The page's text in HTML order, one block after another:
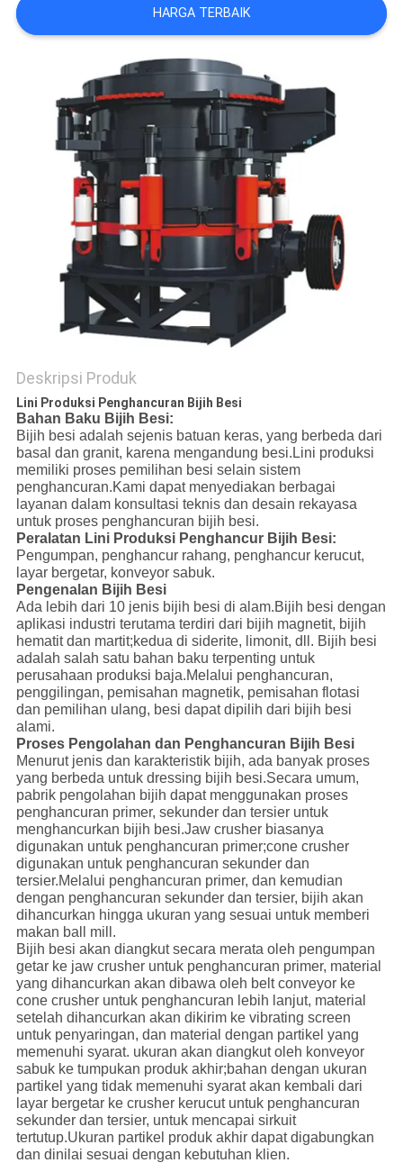
KEBIJAKAN
HARGA TERBAIK
Deskripsi Produk
Lini Produksi Penghancuran Bijih Besi
Bahan Baku Bijih Besi:
Bijih besi adalah sejenis batuan keras, yang berbeda dari
basal dan granit, karena mengandung besi.Lini produksi
memiliki proses pemilihan besi selain sistem
penghancuran.Kami dapat menyediakan berbagai
layanan dalam konsultasi teknis dan desain rekayasa
untuk proses penghancuran bijih besi.
Peralatan Lini Produksi Penghancur Bijih Besi:
Pengumpan, penghancur rahang, penghancur kerucut,
layar bergetar, konveyor sabuk.
Pengenalan Bijih Besi
Ada lebih dari 10 jenis bijih besi di alam.Bijih besi dengan
aplikasi industri terutama terdiri dari bijih magnetit, bijih
hematit dan martit;kedua di siderite, limonit, dll. Bijih besi
adalah salah satu bahan baku terpenting untuk
perusahaan produksi baja.Melalui penghancuran,
penggilingan, pemisahan magnetik, pemisahan flotasi
dan pemilihan ulang, besi dapat dipilih dari bijih besi
alami.
Proses Pengolahan dan Penghancuran Bijih Besi
Menurut jenis dan karakteristik bijih, ada banyak proses
yang berbeda untuk dressing bijih besi.Secara umum,
pabrik pengolahan bijih dapat menggunakan proses
penghancuran primer, sekunder dan tersier untuk
menghancurkan bijih besi.Jaw crusher biasanya
digunakan untuk penghancuran primer;cone crusher
digunakan untuk penghancuran sekunder dan
tersier.Melalui penghancuran primer, dan kemudian
dengan penghancuran sekunder dan tersier, bijih akan
dihancurkan hingga ukuran yang sesuai untuk memberi
makan ball mill.
Bijih besi akan diangkut secara merata oleh pengumpan
getar ke jaw crusher untuk penghancuran primer, material
yang dihancurkan akan dibawa oleh belt conveyor ke
cone crusher untuk penghancuran lebih lanjut, material
setelah dihancurkan akan dikirim ke vibrating screen
untuk penyaringan, dan material dengan partikel yang
memenuhi syarat. ukuran akan diangkut oleh konveyor
sabuk ke tumpukan produk akhir;bahan dengan ukuran
partikel yang tidak memenuhi syarat akan kembali dari
layar bergetar ke crusher kerucut untuk penghancuran
sekunder dan tersier, untuk mencapai sirkuit
tertutup.Ukuran partikel produk akhir dapat digabungkan
dan dinilai sesuai dengan kebutuhan klien.